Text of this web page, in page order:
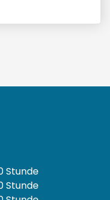
Stunde
Stunde